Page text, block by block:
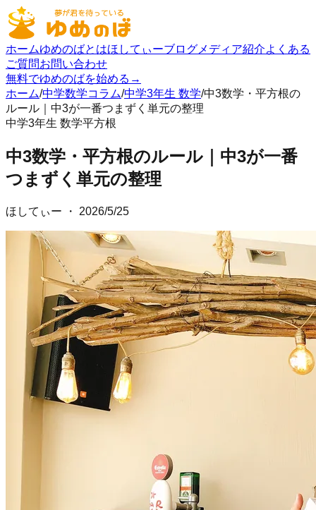
ホームゆめのばとはほしてぃーブログ メディア紹介よくある
ご質問お問い合わせ
無料でゆめのばを始める →
ホーム/中学数学コラム/中学3年生 数学/中3数学・平方根の
ルール｜中3が一番つまずく単元の整理
中学3年生 数学平方根
中3数学・平方根のルール｜中3が一番
つまずく単元の整理
ほしてぃー ・ 2026/5/25